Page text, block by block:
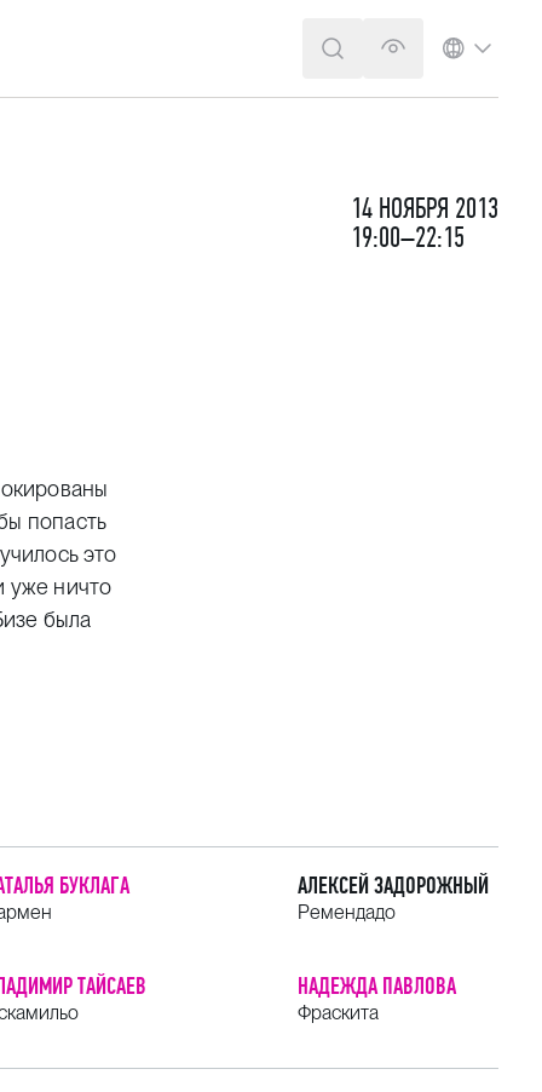
ПОИСКВЕРСИЯ ДЛЯ
ЯЗЫК
14 НОЯБРЯ 2013
19:00–22:15
попасть
это
уже ничто
была
БУКЛАГА АЛЕКСЕЙ ЗАДОРОЖНЫЙ
Ремендадо
ТАЙСАЕВ НАДЕЖДА ПАВЛОВА
Фраскита